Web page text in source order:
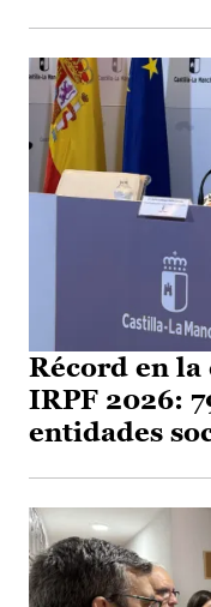
Récord en
IRPF 2026:
entidades